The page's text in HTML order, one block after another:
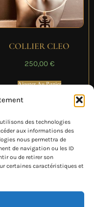
des technologies
aux informations des
nous permettra de
de navigation ou les ID
ou de retirer son
certaines caractéristiques et
COLLIER CLEO
250,00 €
Ajouter Au Panier